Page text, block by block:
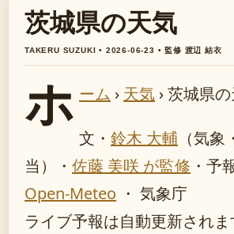
茨城県の天気
TAKERU SUZUKI • 2026-06-23 • 監修 渡辺 結衣
ホ ーム › 天気 ›茨城県
文・ 鈴木 大輔 （気
当）
・ 佐藤 美咲 が監修 ・ 予
Open-Meteo ・ 気象庁
ライブ予報は自動更新されま